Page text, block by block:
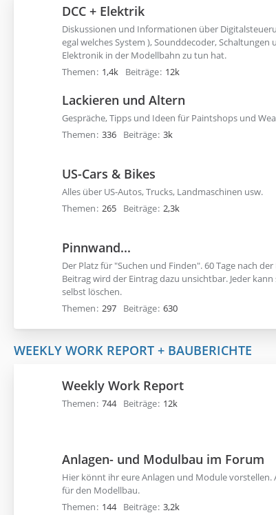
DCC + Elektrik
Diskussionen und Informationen über
egal welches System ), Sounddecoder, Schaltungen
Elektronik in der Modellbahn zu tun hat.
Themen
1,4k Beiträge 12k
Lackieren und Altern
Gespräche, Tipps und Ideen für Paintshops und
Themen 336 Beiträge 3k
US-Cars & Bikes
Alles über US-Autos, Trucks, Landmaschinen usw.
Themen 265 Beiträge 2,3k
Pinnwand...
Der Platz für "Suchen und Finden". 60 Tage nach
Beitrag wird der Eintrag dazu unsichtbar. Jeder
selbst löschen.
Themen 297 Beiträge 630
WEEKLY WORK REPORT + BAUBERICHTE
Weekly Work Report
Themen 744 Beiträge 12k
Anlagen- und Modulbau im Forum
Hier könnt ihr eure Anlagen und Module vorstellen.
für den Modellbau.
Themen
144 Beiträge 3,2k